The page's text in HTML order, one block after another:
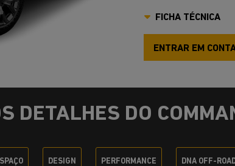
FICHA TÉCNICA
ENTRAR EM
DETALHES DO
DESIGN PERFORMANCE DNA OFF-